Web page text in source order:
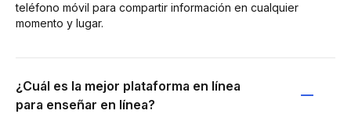
teléfono móvil para compartir información en cualquier
momento y lugar.
¿Cuál es la mejor plataforma en línea
para enseñar en línea?